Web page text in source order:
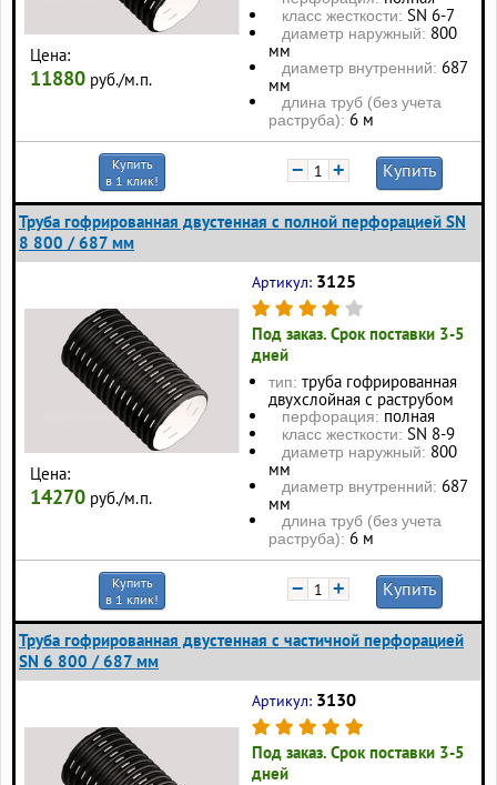
Цена:
11880 руб./м.п.
класс жесткости: SN 6-7
диаметр наружный: 800
мм
диаметр внутренний: 687
мм
длина труб (без учета
раструба): 6 м
Купить
в 1 клик!
− + Купить
Труба гофрированная двустенная с полной перфорацией SN
8 800 / 687 мм
Цена:
14270 руб./м.п.
Артикул: 3125
Под заказ. Срок поставки 3-5
дней
тип: труба гофрированная
двухслойная с раструбом
перфорация: полная
класс жесткости: SN 8-9
диаметр наружный: 800
мм
диаметр внутренний: 687
мм
длина труб (без учета
раструба): 6 м
Купить
в 1 клик!
− + Купить
Труба гофрированная двустенная с частичной перфорацией
SN 6 800 / 687 мм
Артикул: 3130
Под заказ. Срок поставки 3-5
дней